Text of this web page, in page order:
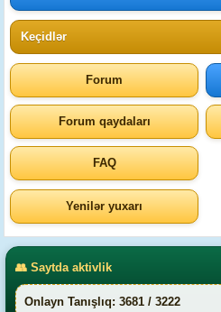
Keçidlər
Forum
Forum qaydaları
FAQ
Yenilər yuxarı
👥 Saytda aktivlik
Onlayn Tanışlıq: 3681 / 3222